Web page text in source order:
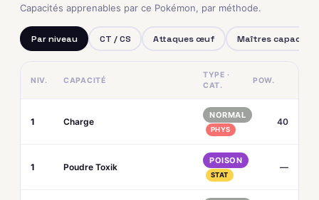
Capacités apprenables par ce Pokémon, par méthode.
Par niveau CT / CS Attaques œuf Maîtres capacités
NIV. CAPACITÉ
TYPE ·
CAT.
POW.
1 Charge
NORMAL
PHYS
40
1 Poudre Toxik
POISON
STAT
—